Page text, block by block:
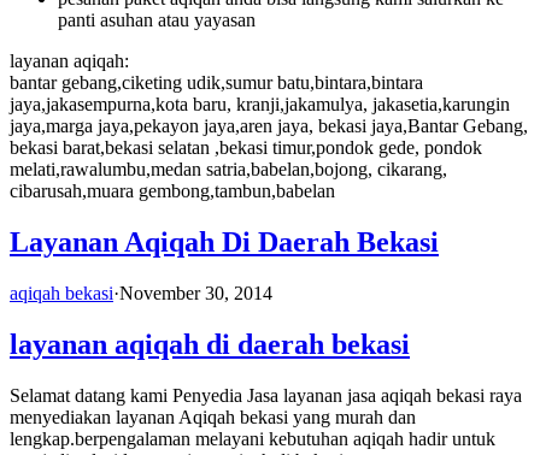
panti asuhan atau yayasan
layanan aqiqah:
bantar gebang,ciketing udik,sumur batu,bintara,bintara
jaya,jakasempurna,kota baru, kranji,jakamulya, jakasetia,karungin
jaya,marga jaya,pekayon jaya,aren jaya, bekasi jaya,Bantar Gebang,
bekasi barat,bekasi selatan ,bekasi timur,pondok gede, pondok
melati,rawalumbu,medan satria,babelan,bojong, cikarang,
cibarusah,muara gembong,tambun,babelan
Layanan Aqiqah Di Daerah Bekasi
aqiqah bekasi·November 30, 2014
layanan aqiqah di daerah bekasi
Selamat datang kami Penyedia Jasa layanan jasa aqiqah bekasi raya
menyediakan layanan Aqiqah bekasi yang murah dan
lengkap.berpengalaman melayani kebutuhan aqiqah hadir untuk